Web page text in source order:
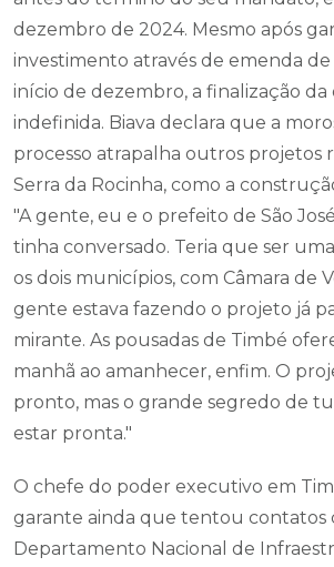
dezembro de 2024. Mesmo após
investimento através de emenda
início de dezembro, a finalização
indefinida. Biava declara que a
processo atrapalha outros projetos
Serra da Rocinha, como a
"A gente, eu e o prefeito de São
tinha conversado. Teria que ser
os dois municípios, com Câmara de
gente estava fazendo o projeto já
mirante. As pousadas de Timbé
manhã ao amanhecer, enfim. O
pronto, mas o grande segredo de
estar pronta."
O chefe do poder executivo em
garante ainda que tentou contatos
Departamento Nacional de